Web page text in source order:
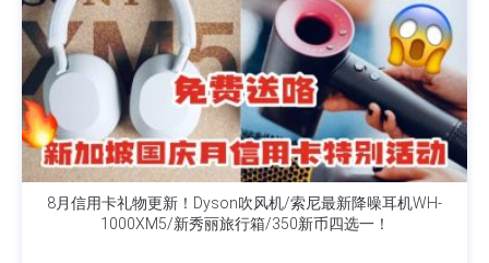
8月信用卡礼物更新！Dyson吹风机/索尼最新降噪耳机WH-
1000XM5/新秀丽旅行箱/350新币四选一！